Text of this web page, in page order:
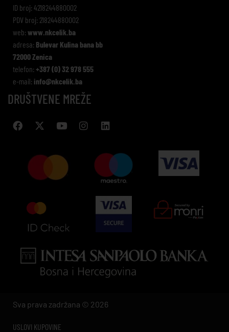
ID broj: 4218244880002
PDV broj: 218244880002
web: www.nkcelik.ba
adresa: Bulevar Kulina bana bb
72000 Zenica
telefon: +387 (0) 32 978 555
e-mail: info@nkcelik.ba
DRUŠTVENE MREŽE
Sva prava zadržana © 2026
USLOVI KUPOVINE